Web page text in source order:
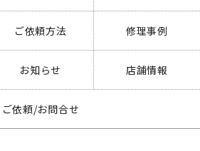
ご依頼方法 修理事例
お知らせ 店舗情報
ご依頼/お問合せ